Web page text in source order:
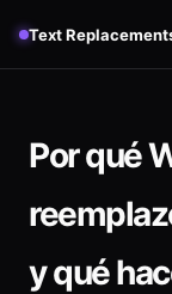
Text
Por qué
y qué